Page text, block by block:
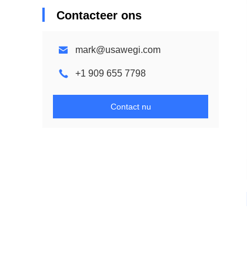
Contacteer ons
mark@usawegi.com
+1 909 655 7798
Contact nu